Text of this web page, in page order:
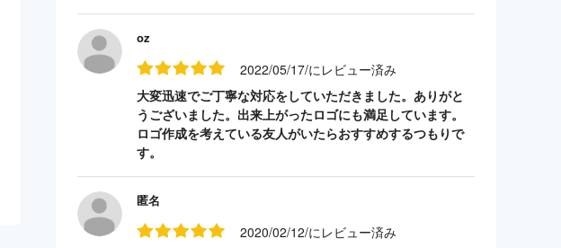
oz
2022/05/17/にレビュー済み
大変迅速でご丁寧な対応をしていただきました。ありがと
うございました。出来上がったロゴにも満足しています。
ロゴ作成を考えている友人がいたらおすすめするつもりで
す。
匿名
2020/02/12/にレビュー済み